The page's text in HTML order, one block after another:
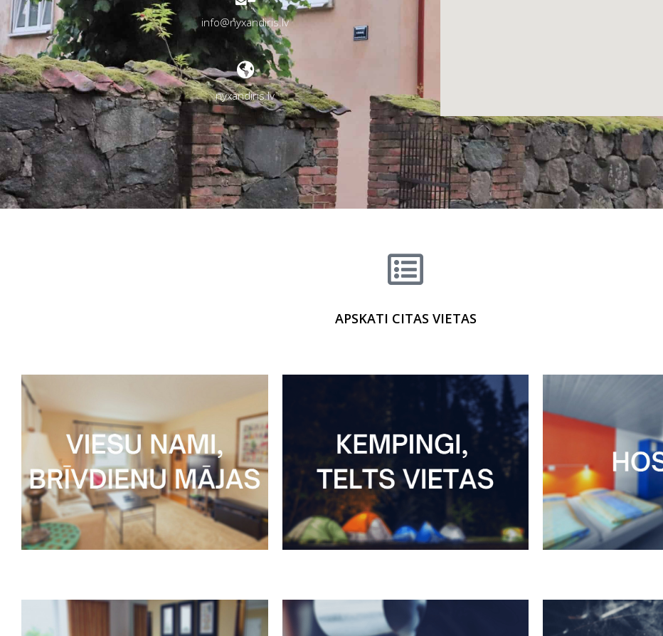
info@nyxandiris.lv
nyxandiris.lv
APSKATI CITAS VIETAS